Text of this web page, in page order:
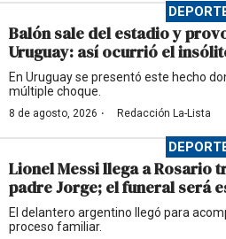
Balón sale del estadio y
Uruguay: así ocurrió el
En Uruguay se presentó este hecho
múltiple choque.
8 de agosto, 2026 · Redacción La-Lista
Lionel Messi llega a Rosario
padre Jorge; el funeral será
El delantero argentino llegó para
proceso familiar.